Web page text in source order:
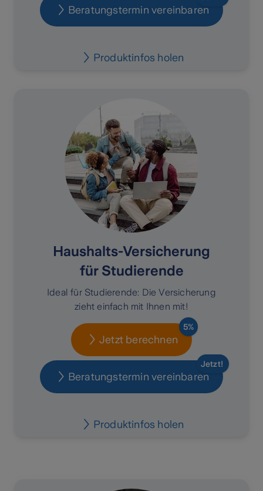
Beratungstermin vereinbaren
Produktinfos holen
Haushalts-Versicherung
für Studierende
Ideal für Studierende: Die Versicherung
zieht einfach mit Ihnen mit!
Jetzt berechnen
5%
Beratungstermin vereinbaren
Jetzt!
Produktinfos holen